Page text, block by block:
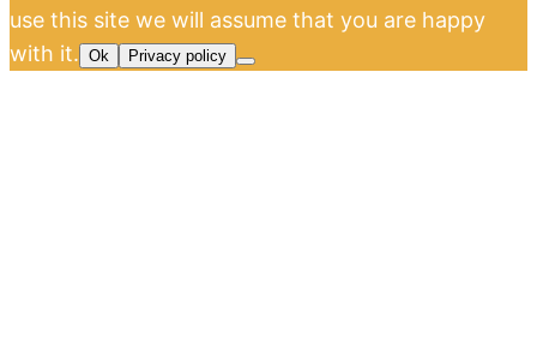
use this site we will assume that you are happy
with it. Ok Privacy policy